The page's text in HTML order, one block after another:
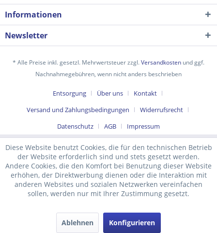
Informationen
Newsletter
* Alle Preise inkl. gesetzl. Mehrwertsteuer zzgl.Versandkosten und ggf.
Nachnahmegebühren, wenn nicht anders beschrieben
Entsorgung Über uns
Kontakt
Versand und Zahlungsbedingungen
Widerrufsrecht
Datenschutz
AGB Impressum
Diese Website benutzt Cookies, die für den technischen Betrieb
der Website erforderlich sind und stets gesetzt werden.
Andere Cookies, die den Komfort bei Benutzung dieser Website
erhöhen, der Direktwerbung dienen oder die Interaktion mit
anderen Websites und sozialen Netzwerken vereinfachen
sollen, werden nur mit Ihrer Zustimmung gesetzt.
Ablehnen Konfigurieren